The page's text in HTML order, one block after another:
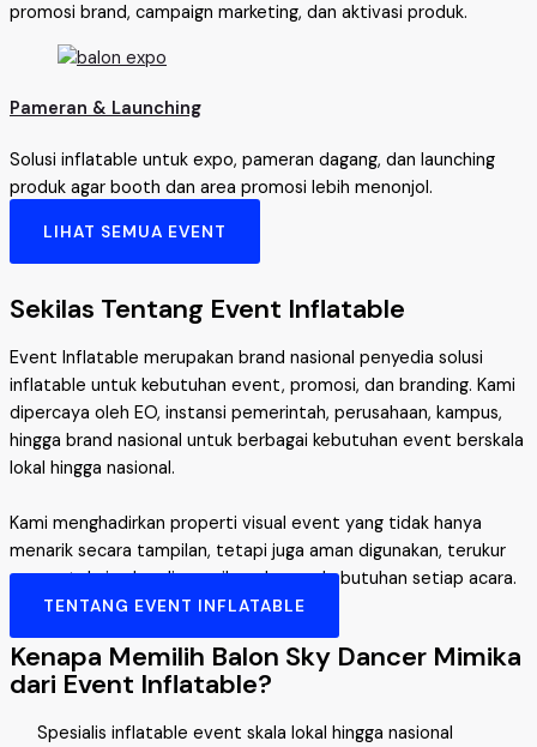
promosi brand, campaign marketing, dan aktivasi produk.
Pameran & Launching
Solusi inflatable untuk expo, pameran dagang, dan launching
produk agar booth dan area promosi lebih menonjol.
LIHAT SEMUA EVENT
Sekilas Tentang Event Inflatable
Event Inflatable merupakan brand nasional penyedia solusi
inflatable untuk kebutuhan event, promosi, dan branding. Kami
dipercaya oleh EO, instansi pemerintah, perusahaan, kampus,
hingga brand nasional untuk berbagai kebutuhan event berskala
lokal hingga nasional.
Kami menghadirkan properti visual event yang tidak hanya
menarik secara tampilan, tetapi juga aman digunakan, terukur
secara teknis, dan disesuaikan dengan kebutuhan setiap acara.
TENTANG EVENT INFLATABLE
Kenapa Memilih Balon Sky Dancer Mimika
dari Event Inflatable?
Spesialis inflatable event skala lokal hingga nasional